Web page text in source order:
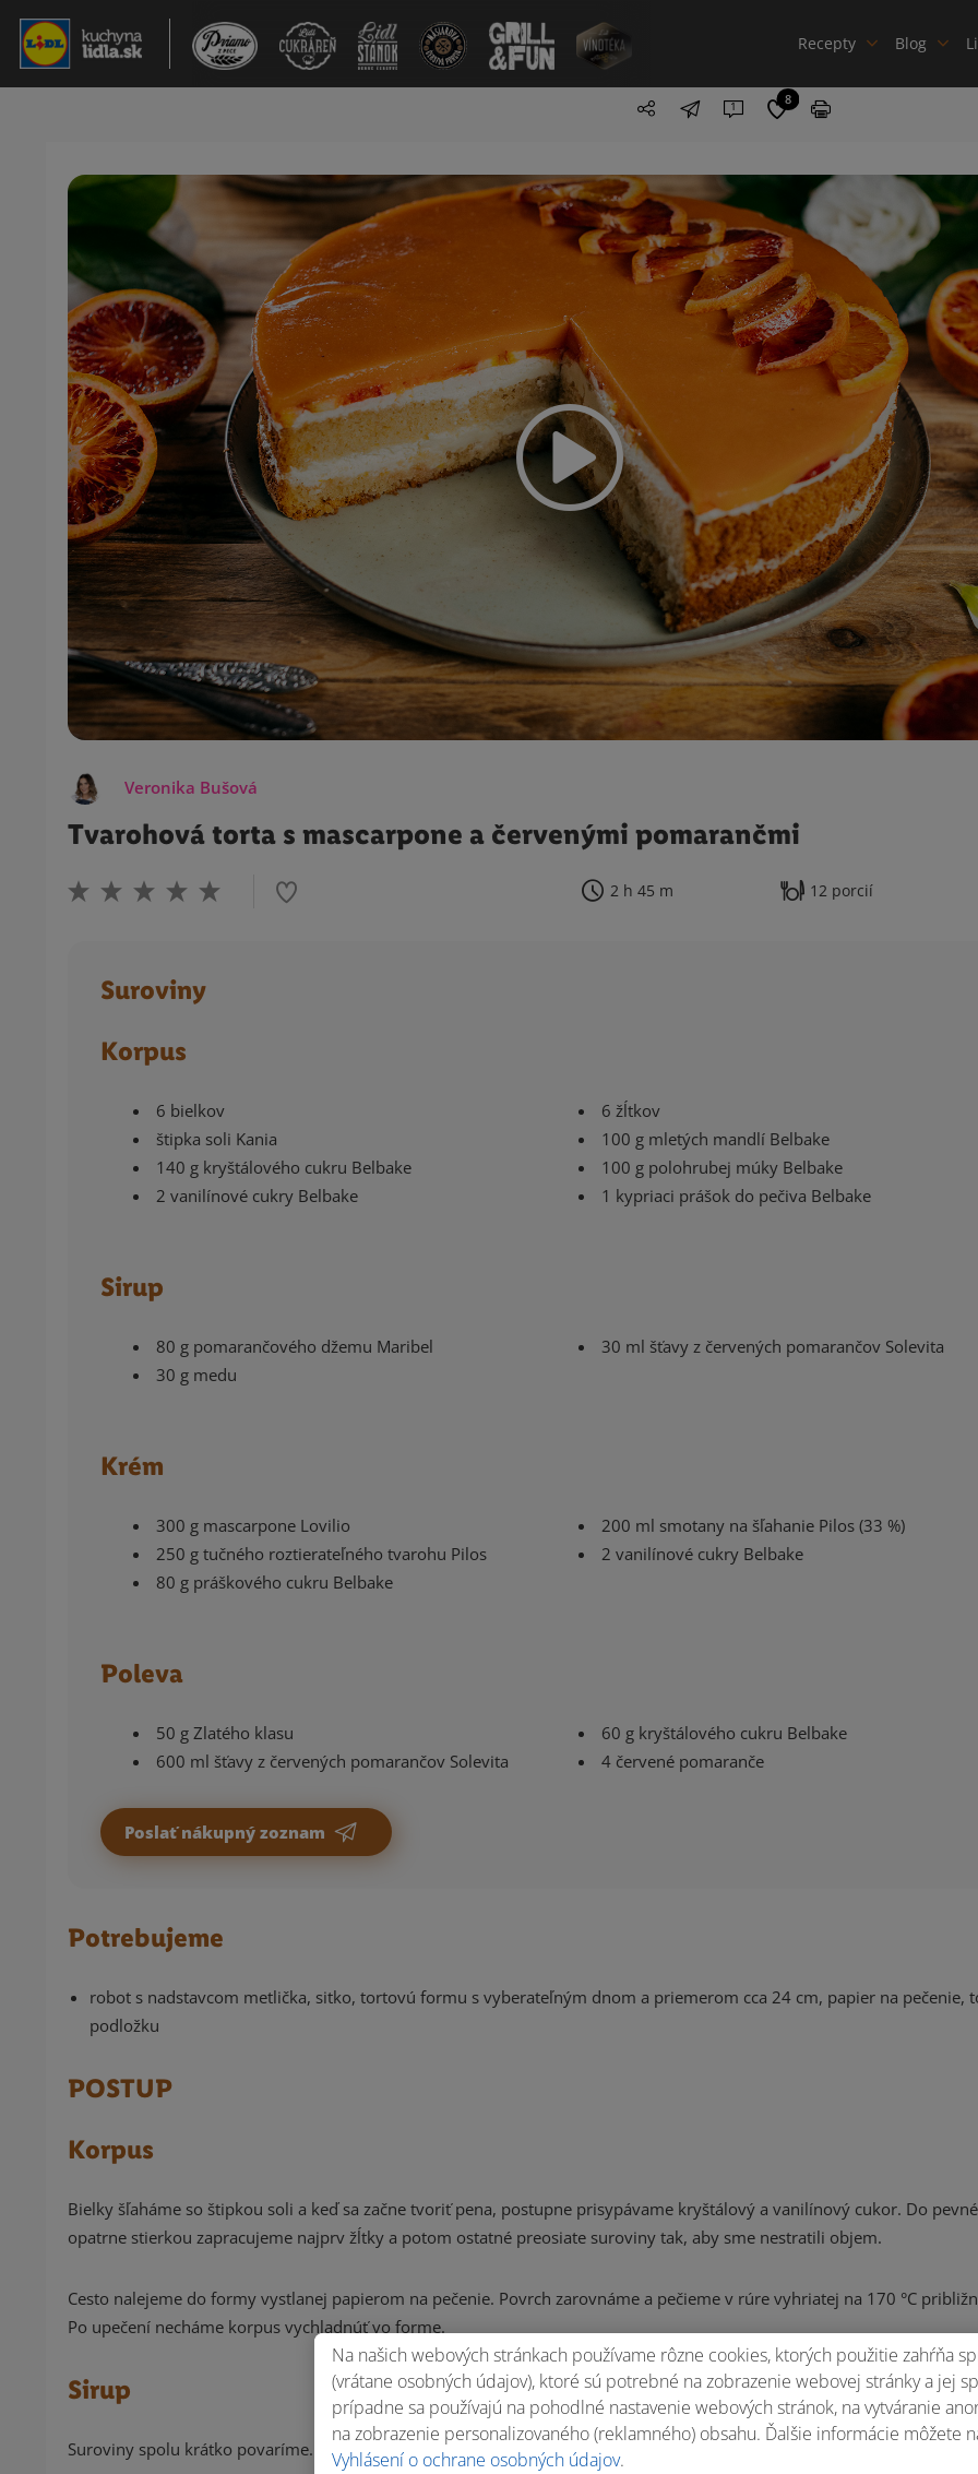
Recepty Blog
1 8
Veronika Bušová
Tvarohová torta s mascarpone a červenými pomarančmi
2 h 45 m 12 porcií
Suroviny
Korpus
6 bielkov
štipka soli Kania
140 g kryštálového cukru Belbake
2 vanilínové cukry Belbake
6 žĺtkov
100 g mletých mandlí Belbake
100 g polohrubej múky Belbake
1 kypriaci prášok do pečiva Belbake
Sirup
80 g pomarančového džemu Maribel
30 g medu
30 ml šťavy z červených pomarančov Solevita
Krém
300 g mascarpone Lovilio
250 g tučného roztierateľného tvarohu Pilos
80 g práškového cukru Belbake
200 ml smotany na šľahanie Pilos (33 %)
2 vanilínové cukry Belbake
Poleva
50 g Zlatého klasu
600 ml šťavy z červených pomarančov Solevita
60 g kryštálového cukru Belbake
4 červené pomaranče
Poslať nákupný zoznam
Potrebujeme
robot s nadstavcom metlička, sitko, tortovú formu s vyberateľným dnom a priemerom cca 24 cm, papier na pečenie,
podložku
POSTUP
Korpus
Bielky šľaháme so štipkou soli a keď sa začne tvoriť pena, postupne prisypávame kryštálový a vanilínový cukor. Do
opatrne stierkou zapracujeme najprv žĺtky a potom ostatné preosiate suroviny tak, aby sme nestratili objem.
Cesto nalejeme do formy vystlanej papierom na pečenie. Povrch zarovnáme a pečieme v rúre vyhriatej na 170 °C
Po upečení necháme korpus vychladnúť vo forme.
Sirup
Suroviny spolu krátko povaríme.
Na našich webových stránkach používame rôzne cookies, ktorých použitie zahŕňa
(vrátane osobných údajov), ktoré sú potrebné na zobrazenie webovej stránky a jej
prípadne sa používajú na pohodlné nastavenie webových stránok, na vytváranie
na zobrazenie personalizovaného (reklamného) obsahu. Ďalšie informácie môžete
Vyhlásení o ochrane osobných údajov.